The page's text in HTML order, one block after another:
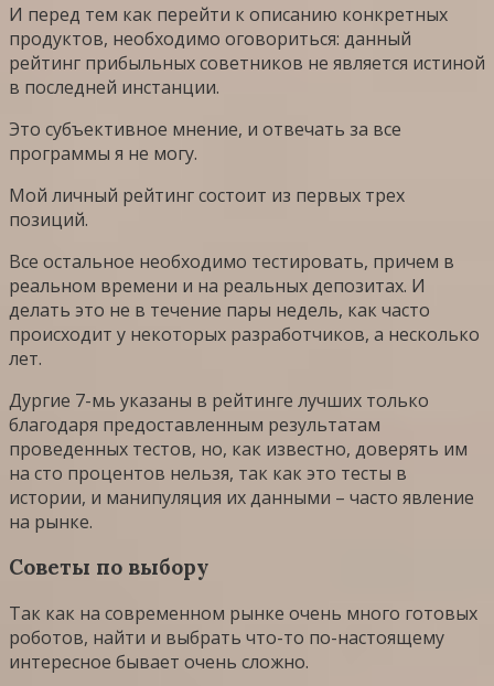
И перед тем как перейти к описанию конкретных
продуктов, необходимо оговориться: данный
рейтинг прибыльных советников не является истиной
в последней инстанции.
Это субъективное мнение, и отвечать за все
программы я не могу.
Мой личный рейтинг состоит из первых трех
позиций.
Все остальное необходимо тестировать, причем в
реальном времени и на реальных депозитах. И
делать это не в течение пары недель, как часто
происходит у некоторых разработчиков, а несколько
лет.
Дургие 7-мь указаны в рейтинге лучших только
благодаря предоставленным результатам
проведенных тестов, но, как известно, доверять им
на сто процентов нельзя, так как это тесты в
истории, и манипуляция их данными – часто явление
на рынке.
Советы по выбору
Так как на современном рынке очень много готовых
роботов, найти и выбрать что-то по-настоящему
интересное бывает очень сложно.